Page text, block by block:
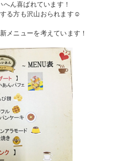
へん喜ばれています！
る方も沢山おられます☺
メニューを考えています！